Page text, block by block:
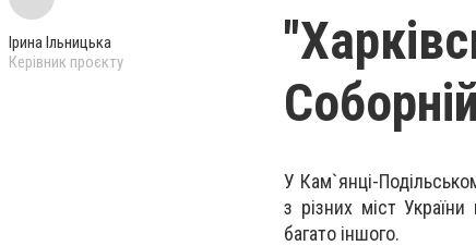
Ірина Ільницька
Керівник проєкту
Соборній
У Кам`янці-
з різних міст
багато іншого.